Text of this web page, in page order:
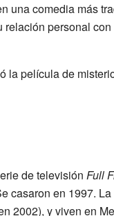
una comedia más
relación personal
la película de
de televisión Full
casaron en 1997.
2002), y viven en